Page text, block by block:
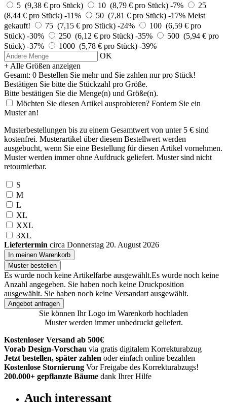
5 (9,38 € pro Stück) 10 (8,79 € pro Stück) -7%
25
(8,44 € pro Stück) -11% 50 (7,81 € pro Stück) -17% Meist
gekauft!
75 (7,15 € pro Stück) -24%
100 (6,59 € pro
Stück) -30% 250 (6,12 € pro Stück) -35%
500 (5,94 € pro
Stück) -37% 1000 (5,78 € pro Stück) -39%
OK
+ Alle Größen anzeigen
Gesamt: 0 Bestellen Sie mehr und Sie zahlen nurpro Stück!
Bestätigen Sie bitte die Stückzahl pro Größe.
Bitte bestätigen Sie die Menge(n) und Größe(n).
Möchten Sie diesen Artikel ausprobieren? Fordern Sie ein
Muster an!
Musterbestellungen bis zu einem Gesamtwert von unter 5 € sind
kostenfrei. Musterartikel über diesem Bestellwert werden
ausgebucht, wenn Sie eine Bestellung für diesen Artikel vornehmen.
Muster werden immer ohne Aufdruck geliefert. Muster sind nicht
retournierbar.
S
M
L
XL
XXL
3XL
Liefertermin circa Donnerstag 20. August 2026
In meinen Warenkorb
Muster bestellen
Es wurde noch keine Artikelfarbe ausgewählt.Es wurde noch keine
Anzahl angegeben. Sie haben noch keine Druckposition
ausgewählt. Sie haben noch keine Versandart ausgewählt.
Angebot anfragen
Sie können Ihr Logo im Warenkorb hochladen
Muster werden immer unbedruckt geliefert.
Kostenloser Versand ab 500€
Vorab Design-Vorschau via gratis digitalem Korrekturabzug
Jetzt bestellen, später zahlen oder einfach online bezahlen
Kostenlose Stornierung Vor Freigabe des Korrekturabzugs!
200.000+ gepflanzte Bäume dank Ihrer Hilfe
Auch interessant